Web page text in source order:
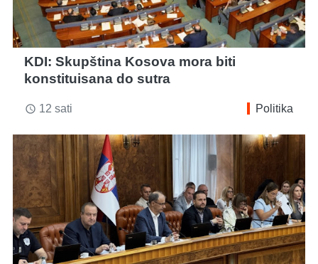
KDI: Skupština Kosova mora biti
konstituisana do sutra
access_time 12 sati Politika